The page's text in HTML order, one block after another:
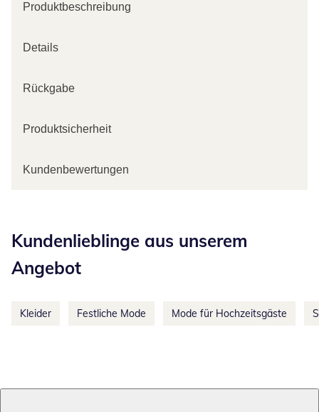
Produktbeschreibung
Details
Rückgabe
Produktsicherheit
Kundenbewertungen
Kundenlieblinge aus unserem
Angebot
Kleider Festliche Mode Mode für Hochzeitsgäste